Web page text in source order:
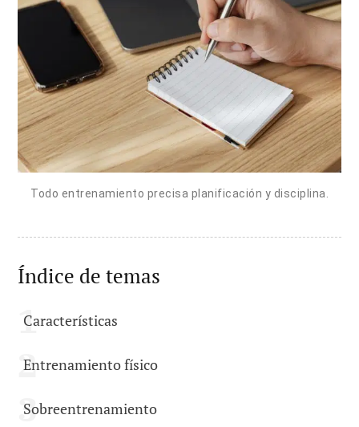
Todo entrenamiento precisa planificación y disciplina.
Índice de temas
Características
Entrenamiento físico
Sobreentrenamiento